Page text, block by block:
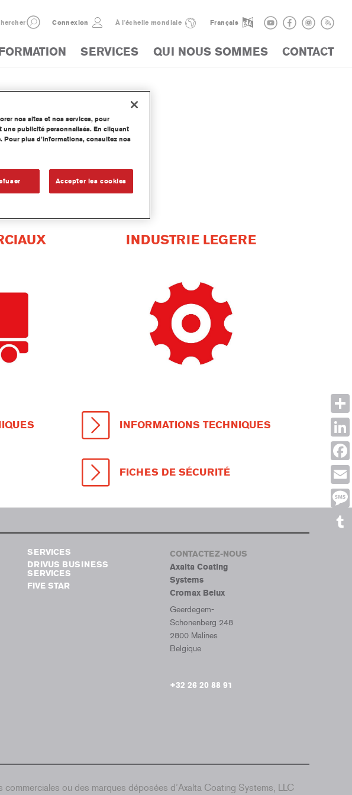
Connexion À l'échelle mondiale Français
SERVICES QUI NOUS SOMMES CONTACT
INDUSTRIE LEGERE
INFORMATIONS TECHNIQUES
FICHES DE SÉCURITÉ
SERVICES
DRIVUS BUSINESS
SERVICES
FIVE STAR
CONTACTEZ-NOUS
Axalta Coating
Systems
Cromax Belux
Geerdegem-
Schonenberg 248
2800 Malines
Belgique
+32 26 20 88 91
ou des marques déposées d’Axalta Coating Systems, LLC
nos sites et nos services, pour
publicité personnalisés. En cliquant
Pour plus d’informations, consultez nos
Accepter les cookies